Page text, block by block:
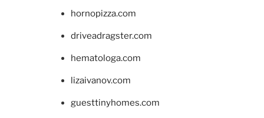
hornopizza.com
driveadragster.com
hematologa.com
lizaivanov.com
guesttinyhomes.com